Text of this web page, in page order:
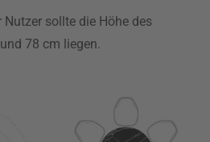
sollte die Höhe des
78 cm liegen.